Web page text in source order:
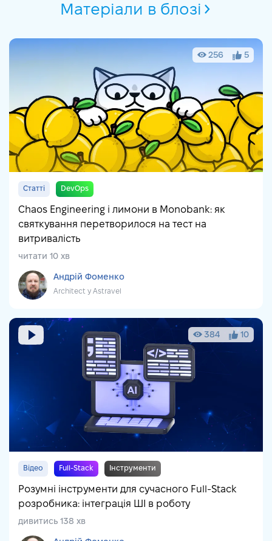
Матеріали в блозі
256 5
Статті DevOps
Chaos Engineering і лимони в Monobank: як
святкування перетворилося на тест на
витривалість
читати 10 хв
Андрій Фоменко
Architect у Astravel
384 10
Відео Full-Stack Інструменти
Розумні інструменти для сучасного Full-Stack
розробника: інтеграція ШІ в роботу
дивитись 138 хв